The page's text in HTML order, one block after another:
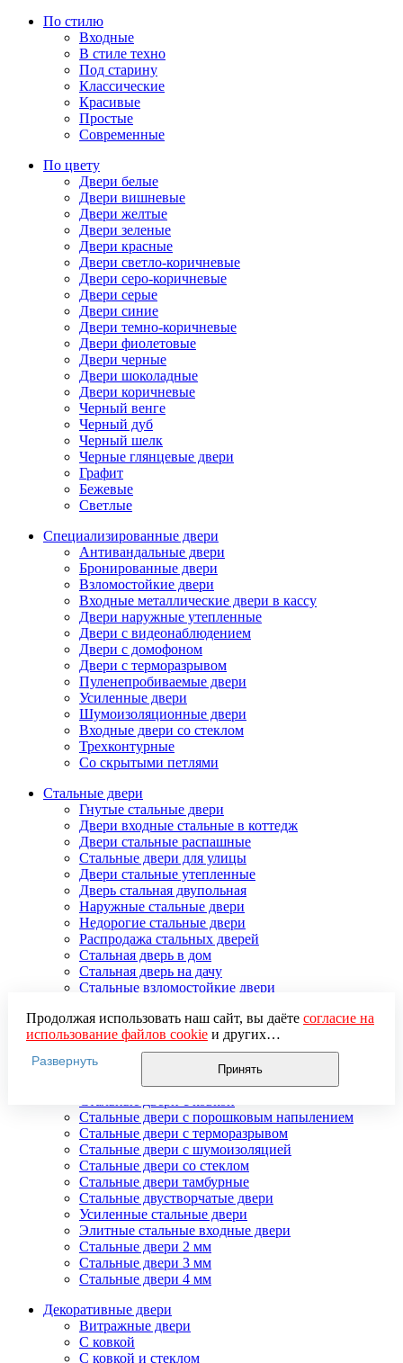
По стилю
Входные
В стиле техно
Под старину
Классические
Красивые
Простые
Современные
По цвету
Двери белые
Двери вишневые
Двери желтые
Двери зеленые
Двери красные
Двери светло-коричневые
Двери серо-коричневые
Двери серые
Двери синие
Двери темно-коричневые
Двери фиолетовые
Двери черные
Двери шоколадные
Двери коричневые
Черный венге
Черный дуб
Черный шелк
Черные глянцевые двери
Графит
Бежевые
Светлые
Специализированные двери
Антивандальные двери
Бронированные двери
Взломостойкие двери
Входные металлические двери в кассу
Двери наружные утепленные
Двери с видеонаблюдением
Двери с домофоном
Двери с терморазрывом
Пуленепробиваемые двери
Усиленные двери
Шумоизоляционные двери
Входные двери со стеклом
Трехконтурные
Со скрытыми петлями
Стальные двери
Гнутые стальные двери
Двери входные стальные в коттедж
Двери стальные распашные
Стальные двери для улицы
Двери стальные утепленные
Дверь стальная двупольная
Наружные стальные двери
Недорогие стальные двери
Распродажа стальных дверей
Стальная дверь в дом
Стальная дверь на дачу
Стальные взломостойкие двери
Стальные двери в подъезд
Стальные двери внутреннего открывания
Стальные двери массив
Стальные двери мдф
Стальные двери с зеркалом
Стальные двери с порошковым напылением
Стальные двери с терморазрывом
Стальные двери с шумоизоляцией
Стальные двери со стеклом
Стальные двери тамбурные
Стальные двустворчатые двери
Усиленные стальные двери
Элитные стальные входные двери
Стальные двери 2 мм
Стальные двери 3 мм
Стальные двери 4 мм
Декоративные двери
Витражные двери
С ковкой
С ковкой и стеклом
Продолжая использовать наш сайт, вы даёте согласие на
использование файлов cookieи других
пользовательских данных (включая IP-адрес, сведения о
местоположении, устройстве, действиях на сайте и т. п.)
для функционирования сайта, проведения
использования систем аналитики (например,
Яндекс.Метрика), в соответствии с нашей
обработки персональных данных.
Если вы не хотите, чтобы ваши данные обрабатывались,
настройте ограничения в браузере или покиньте сайт.
Развернуть
Принять